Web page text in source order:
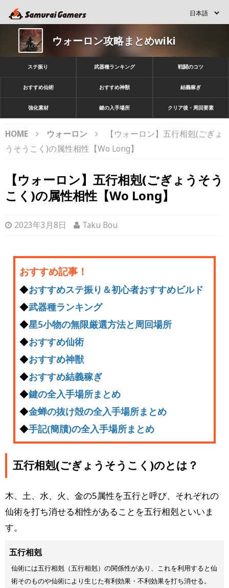
ウォーロン攻略まとめwiki
ステ振り 武器種ランキング 戦闘のコツ
おすすめ仙術 おすすめ神獣 結義稼ぎ
強化素材 鍵の入手場所 クリア後・周回要素
HOME ウォーロン
【ウォーロン】五行相剋(ごぎょ
うそうこく)の属性相性【Wo Long】
【ウォーロン】五行相剋(ごぎょうそう
こく)の属性相性【Wo Long】
2023年3月8日 Taku Bou
おすすめ記事！
◆おすすめステ振り＆初心者おすすめビルド
◆武器種ランキング
◆星5小物の無限厳選方法と周回場所
◆おすすめ仙術
◆おすすめ神獣
◆おすすめ結義稼ぎ
◆鍵の全入手場所まとめ
◆金蝉の抜け殻の全入手場所まとめ
◆手記(簡牘)の全入手場所まとめ
五行相剋(ごぎょうそうこく)のとは？
木、土、水、火、金の5属性を五行と呼び、それぞれの
仙術を打ち消せる相性があることを五行相剋といいま
す。
五行相剋
仙術には五行相剋（五行相剋）の関係性があり、これを利用すると仙
術そのものや仙術により生じた有利効果・不利効果を打ち消せる。